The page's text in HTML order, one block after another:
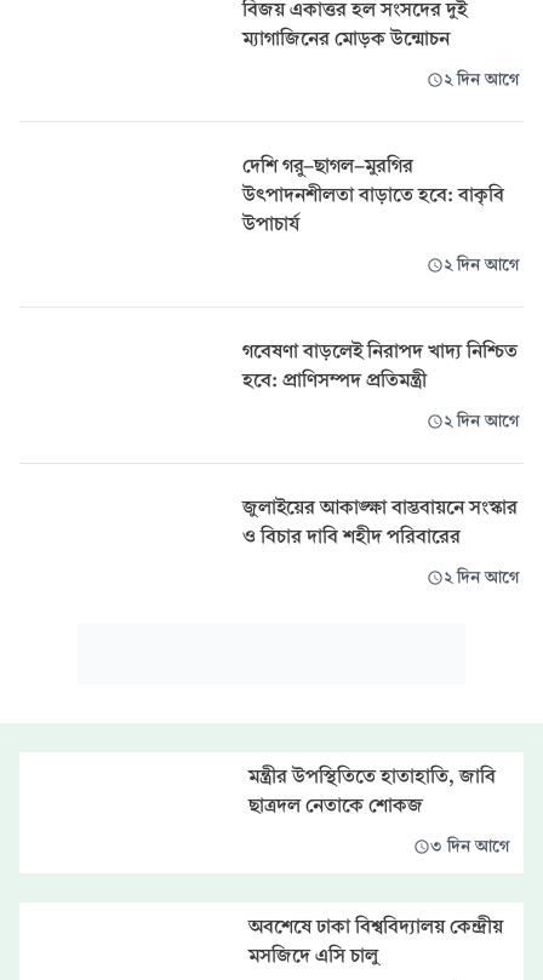
বিজয় একাত্তর হল সংসদের দুই
ম্যাগাজিনের মোড়ক উন্মোচন
২ দিন আগে
দেশি গরু-ছাগল-মুরগির
উৎপাদনশীলতা বাড়াতে হবে: বাকৃবি
উপাচার্য
২ দিন আগে
গবেষণা বাড়লেই নিরাপদ খাদ্য নিশ্চিত
হবে: প্রাণিসম্পদ প্রতিমন্ত্রী
২ দিন আগে
জুলাইয়ের আকাঙ্ক্ষা বাস্তবায়নে সংস্কার
ও বিচার দাবি শহীদ পরিবারের
২ দিন আগে
মন্ত্রীর উপস্থিতিতে হাতাহাতি, জাবি
ছাত্রদল নেতাকে শোকজ
৩ দিন আগে
অবশেষে ঢাকা বিশ্ববিদ্যালয় কেন্দ্রীয়
মসজিদে এসি চালু